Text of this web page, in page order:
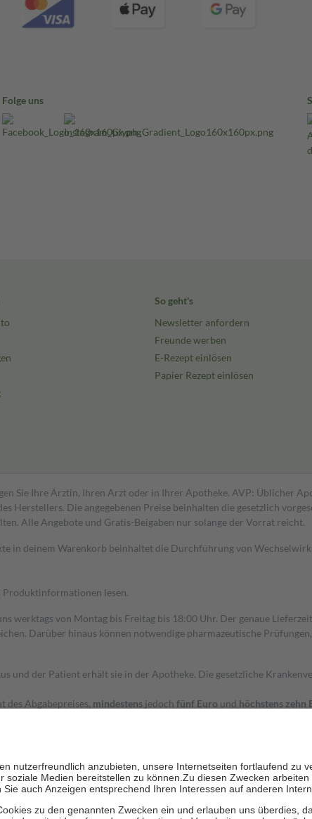
Folge uns
So geht's
Newsletter anfordern
Freunde werben
E-Rezept einlösen
Papier Rezept einlösen
Sie Ihre Ärztin, Ihren Arzt oder in Ihrer Apotheke. AVP: Üblicher
Die angegebenen Preise beinhalten die gesetzlich
Alle Angebote und Gratis-Beigaben nur solange der Vorrat reicht.
in deinem Warenkorb beinhaltet die Durchführung von
lesen.
werktags von Montag bis Freitag bis 18:00 Uhr. Der genaue
Darüber hinaus können notwendige pharmazeutische
und der Patient erhält sie in der Apotheke. Die gesetzliche
des Abgabepreises, mindestens jedoch fünf Euro und höchstens zehn
und die besondere Stellung der Familie zu unterstützen, fallen
der Fahrkosten
werden